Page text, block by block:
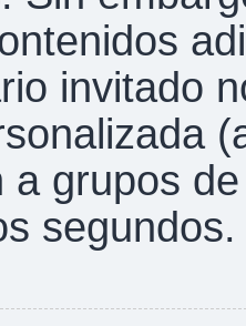
invitado
a grupos